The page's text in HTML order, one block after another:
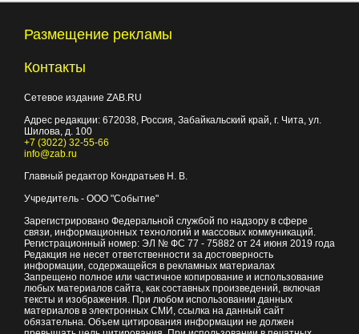
Размещение рекламы
Контакты
Сетевое издание ZAB.RU
Адрес редакции: 672038, Россия, Забайкальский край, г. Чита, ул.
Шилова, д. 100
+7 (3022) 32-55-66
info@zab.ru
Главный редактор Кондратьев Н. В.
Учредитель - ООО "Событие"
Зарегистрировано Федеральной службой по надзору в сфере
связи, информационных технологий и массовых коммуникаций.
Регистрационный номер: ЭЛ № ФС 77 - 75882 от 24 июня 2019 года
Редакция не несет ответственности за достоверность
информации, содержащейся в рекламных материалах
Запрещено полное или частичное копирование и использование
любых материалов сайта, как составных произведений, включая
тексты и изображения. При любом использовании данных
материалов в электронных СМИ, ссылка на данный сайт
обязательна. Объем цитирования информации не должен